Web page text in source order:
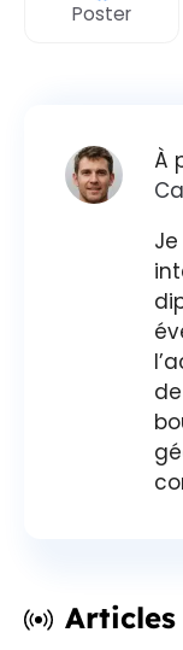
Poster
À